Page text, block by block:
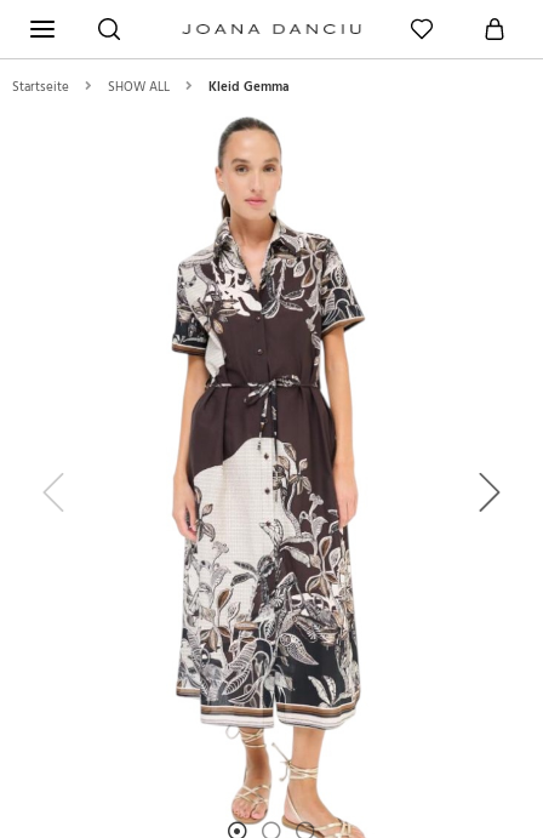
Startseite SHOW ALL Kleid Gemma
Previous Next